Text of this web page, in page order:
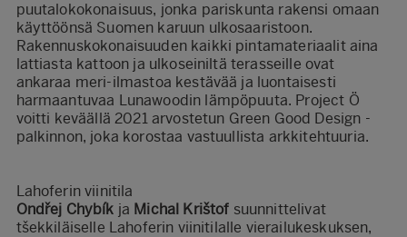
puutalokokonaisuus, jonka pariskunta rakensi omaan
käyttöönsä Suomen karuun ulkosaaristoon.
Rakennuskokonaisuuden kaikki pintamateriaalit aina
lattiasta kattoon ja ulkoseiniltä terasseille ovat
ankaraa meri-ilmastoa kestävää ja luontaisesti
harmaantuvaa Lunawoodin lämpöpuuta. Project Ö
voitti keväällä 2021 arvostetun Green Good Design -
palkinnon, joka korostaa vastuullista arkkitehtuuria.
Lahoferin viinitila
Ondřej Chybík ja Michal Krištof suunnittelivat
tšekkiläiselle Lahoferin viinitilalle vierailukeskuksen,